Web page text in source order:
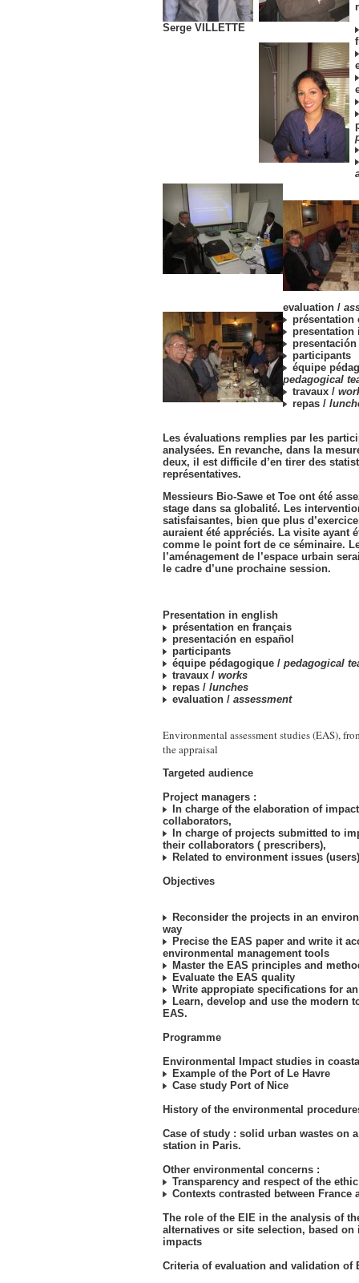
Serge VILLETTE
evaluation /
présentation
presentation
participants
équipe
pedagogical
travaux /
repas /
Les évaluations remplies par les
analysées. En revanche, dans la
deux, il est difficile d’en tirer des
représentatives.
Messieurs Bio-Sawe et Toe ont été
stage dans sa globalité. Les
satisfaisantes, bien que plus
auraient été appréciés. La visite ayant
comme le point fort de ce séminaire.
l’aménagement de l’espace urbain
le cadre d’une prochaine session.
Presentation in english
présentation en français
presentación en español
participants
équipe pédagogique / pedagogical
travaux / works
repas / lunches
evaluation / assessment
Environmental assessment studies (EAS),
the appraisal
Targeted audience
Project managers :
In charge of the elaboration of
collaborators,
In charge of projects submitted to
their collaborators ( prescribers),
Related to environment issues
Objectives
Reconsider the projects in an
way
Precise the EAS paper and write it
environmental management tools
Master the EAS principles and
Evaluate the EAS quality
Write appropiate specifications for
Learn, develop and use the modern
EAS.
Programme
Environmental Impact studies in
Example of the Port of Le Havre
Case study Port of Nice
History of the environmental
Case of study : solid urban wastes on
station in Paris.
Other environmental concerns :
Transparency and respect of the
Contexts contrasted between France
The role of the EIE in the analysis of
alternatives or site selection, based
impacts
Criteria of evaluation and validation of